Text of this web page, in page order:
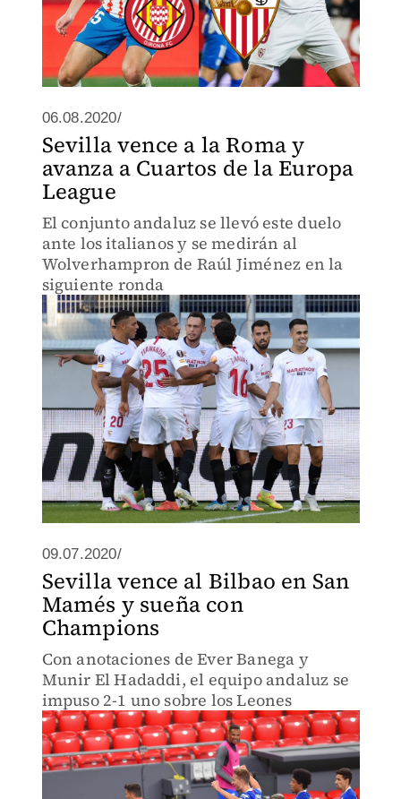
06.08.2020/
Sevilla vence a la Roma y
avanza a Cuartos de la Europa
League
El conjunto andaluz se llevó este duelo
ante los italianos y se medirán al
Wolverhampron de Raúl Jiménez en la
siguiente ronda
09.07.2020/
Sevilla vence al Bilbao en San
Mamés y sueña con
Champions
Con anotaciones de Ever Banega y
Munir El Hadaddi, el equipo andaluz se
impuso 2-1 uno sobre los Leones